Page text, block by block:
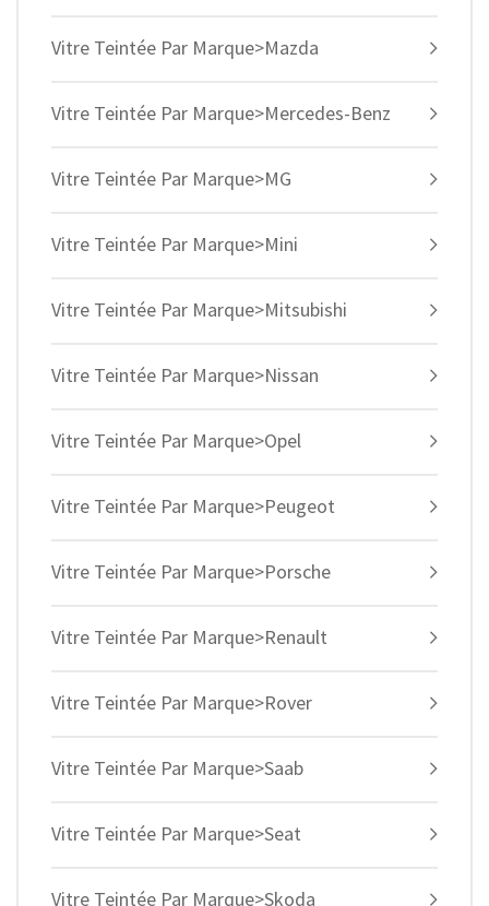
Vitre Teintée Par Marque>Mazda
Vitre Teintée Par Marque>Mercedes-Benz
Vitre Teintée Par Marque>MG
Vitre Teintée Par Marque>Mini
Vitre Teintée Par Marque>Mitsubishi
Vitre Teintée Par Marque>Nissan
Vitre Teintée Par Marque>Opel
Vitre Teintée Par Marque>Peugeot
Vitre Teintée Par Marque>Porsche
Vitre Teintée Par Marque>Renault
Vitre Teintée Par Marque>Rover
Vitre Teintée Par Marque>Saab
Vitre Teintée Par Marque>Seat
Vitre Teintée Par Marque>Skoda